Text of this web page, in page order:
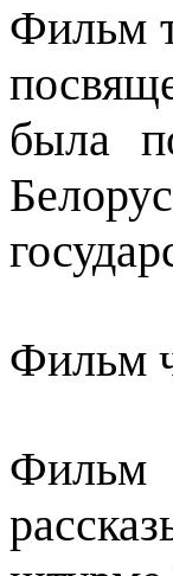
Фильм
была
Фильм